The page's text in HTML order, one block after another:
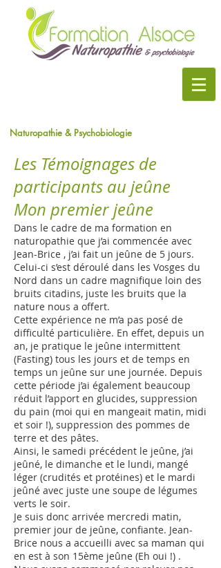
Naturopathie & Psychobiologie
Les Témoignages de
participants au jeûne
Mon premier jeûne
Dans le cadre de ma formation en
naturopathie que j’ai commencée avec
Jean-Brice , j’ai fait un jeûne de 5 jours.
Celui-ci s’est déroulé dans les Vosges du
Nord dans un cadre magnifique loin des
bruits citadins, juste les bruits que la
nature nous a offert.
Cette expérience ne m’a pas posé de
difficulté particulière. En effet, depuis un
an, je pratique le jeûne intermittent
(Fasting) tous les jours et de temps en
temps un jeûne sur une journée. Depuis
cette période j’ai également beaucoup
réduit l’apport en glucides, suppression
du pain (moi qui en mangeait matin, midi
et soir !), suppression des pommes de
terre et des pâtes.
Ainsi, le samedi précédent le jeûne, j’ai
jeûné, le dimanche et le lundi, mangé
léger (crudités et protéines) et le mardi
jeûné avec juste une soupe de légumes
verts le soir.
Je suis donc arrivée mercredi matin,
premier jour de jeûne, confiante. Jean-
Brice nous a accueilli avec sa maman qui
en est à son 15ème jeûne (Eh oui !) .